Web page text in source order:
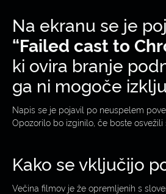
Na ekranu se je
“Failed cast to
ki ovira branje
ga ni mogoče
Napis se je pojavil po neuspelem
Opozorilo bo izginilo, če boste osvežili
Kako se vključijo
Večina filmov je že opremljenih s